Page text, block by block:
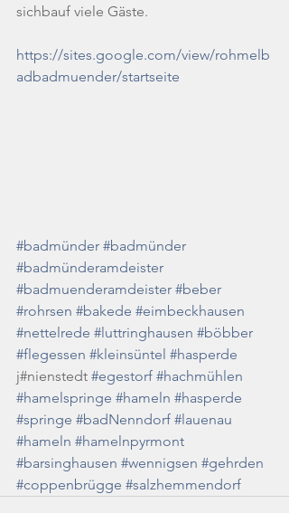
sichbauf viele Gäste.
https://sites.google.com/view/rohmelb
adbadmuender/startseite
#badmünder #badmünder
#badmünderamdeister
#badmuenderamdeister #beber
#rohrsen #bakede #eimbeckhausen
#nettelrede #luttringhausen #böbber
#flegessen #kleinsüntel #hasperde
j#nienstedt #egestorf #hachmühlen
#hamelspringe #hameln #hasperde
#springe #badNenndorf #lauenau
#hameln #hamelnpyrmont
#barsinghausen #wennigsen #gehrden
#coppenbrügge #salzhemmendorf